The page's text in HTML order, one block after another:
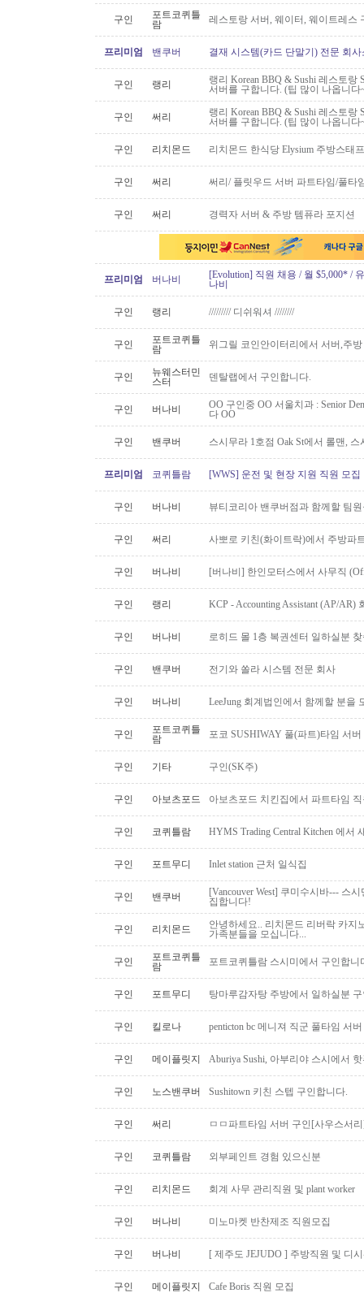
구인
포트코퀴틀
람
레스토랑 서버, 웨이터, 웨이트레스
프리미엄 밴쿠버 결재 시스템(카드 단말기) 전문 회
구인 랭리
랭리 Korean BBQ & Sushi 레스토
서버를 구합니다. (팁 많이 나옵니다
구인 써리
랭리 Korean BBQ & Sushi 레스토
서버를 구합니다. (팁 많이 나옵니다
구인 리치몬드 리치몬드 한식당 Elysium 주방스태
구인 써리 써리/ 플릿우드 서버 파트타임/풀타
구인 써리 경력자 서버 & 주방 템퓨라 포지션
프리미엄 버나비
[Evolution] 직원 채용 / 월 $5,000* /
나비
구인 랭리 ///////// 디쉬워셔 ////////
구인
포트코퀴틀
람
위그릴 코인안이터리에서 서버,주
구인
뉴웨스터민
스터
덴탈랩에서 구인합니다.
구인 버나비
OO 구인중 OO 서울치과 : Senior
다 OO
구인 밴쿠버 스시무라 1호점 Oak St에서 롤맨,
프리미엄 코퀴틀람 [WWS] 운전 및 현장 지원 직원 모집
구인 버나비 뷰티코리아 밴쿠버점과 함께할 팀
구인 써리 사뽀로 키친(화이트락)에서 주방파
구인 버나비 [버나비] 한인모터스에서 사무직
구인 랭리 KCP - Accounting Assistant (AP/
구인 버나비 로히드 몰 1층 복권센터 일하실분
구인 밴쿠버 전기와 쏠라 시스템 전문 회사
구인 버나비 LeeJung 회계법인에서 함께할 분을
구인
포트코퀴틀
람
포코 SUSHIWAY 풀(파트)타임 서버
구인 기타 구인(SK주)
구인 아보츠포드 아보츠포드 치킨집에서 파트타임
구인 코퀴틀람 HYMS Trading Central Kitchen 에
구인 포트무디 Inlet station 근처 일식집
구인 밴쿠버
[Vancouver West] 쿠미수시바--- 스
집합니다!
구인 리치몬드
안녕하세요.. 리치몬드 리버락 카지
가족분들을 모십니다...
구인
포트코퀴틀
람
포트코퀴틀람 스시미에서 구인합니
구인 포트무디 탕마루감자탕 주방에서 일하실분
구인 킬로나 penticton bc 메니져 직군 풀타임 서
구인 메이플릿지 Aburiya Sushi, 아부리야 스시에서
구인 노스밴쿠버 Sushitown 키친 스텝 구인합니다.
구인 써리 ㅁㅁ파트타임 서버 구인[사우스서
구인 코퀴틀람 외부페인트 경험 있으신분
구인 리치몬드 회계 사무 관리직원 및 plant worker
구인 버나비 미노마켓 반찬제조 직원모집
구인 버나비 [ 제주도 JEJUDO ] 주방직원 및 디
구인 메이플릿지 Cafe Boris 직원 모집